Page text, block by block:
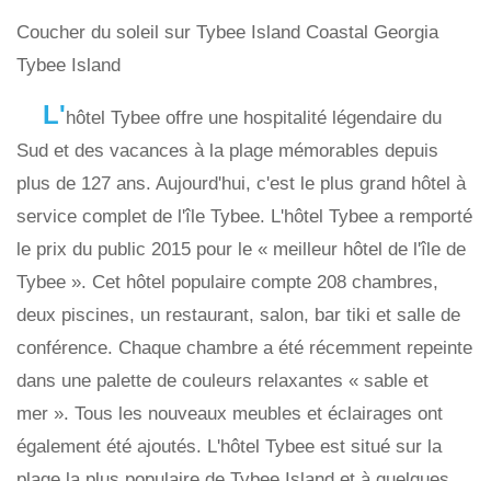
Coucher du soleil sur Tybee Island Coastal Georgia
Tybee Island
L'hôtel Tybee offre une hospitalité légendaire du
Sud et des vacances à la plage mémorables depuis
plus de 127 ans. Aujourd'hui, c'est le plus grand hôtel à
service complet de l'île Tybee. L'hôtel Tybee a remporté
le prix du public 2015 pour le « meilleur hôtel de l'île de
Tybee ». Cet hôtel populaire compte 208 chambres,
deux piscines, un restaurant, salon, bar tiki et salle de
conférence. Chaque chambre a été récemment repeinte
dans une palette de couleurs relaxantes « sable et
mer ». Tous les nouveaux meubles et éclairages ont
également été ajoutés. L'hôtel Tybee est situé sur la